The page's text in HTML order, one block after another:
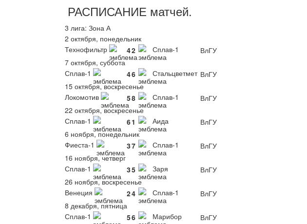
РАСПИСАНИЕ матчей.
3 лига: Зона А
2 октября, понедельник
Технофильтр
42 Сплав-1
ВлГУ
7 октября, суббота
Сплав-1
46 Стальцветмет ВлГУ
15 октября, воскресенье
Локомотив
58 Сплав-1
ВлГУ
22 октября, воскресенье
Сплав-1
61 Аида
ВлГУ
6 ноября, понедельник
Фиеста-1
37 Сплав-1
ВлГУ
16 ноября, четверг
Сплав-1
35 Заря
ВлГУ
26 ноября, воскресенье
Венеция
24 Сплав-1
ВлГУ
8 декабря, пятница
Сплав-1
56 Марибор
ВлГУ